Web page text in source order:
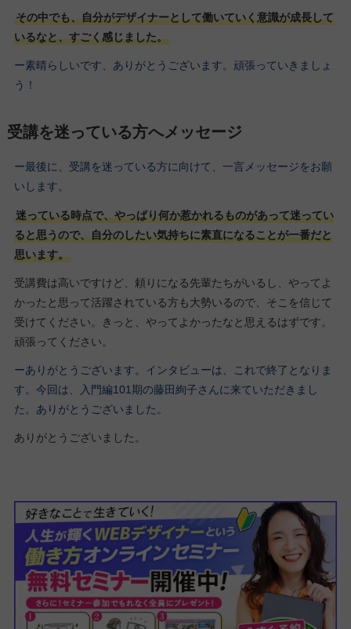
その中でも、自分がデザイナーとして働いていく意識が成長して
いるなと、すごく感じました。
ー素晴らしいです、ありがとうございます。頑張っていきましょ
う！
受講を迷っている方へメッセージ
ー最後に、受講を迷っている方に向けて、一言メッセージをお願
いします。
迷っている時点で、やっぱり何か惹かれるものがあって迷ってい
ると思うので、自分のしたい気持ちに素直になることが一番だと
思います。
受講費は高いですけど、頼りになる先輩たちがいるし、やってよ
かったと思って活躍されている方も大勢いるので、そこを信じて
受けてください。きっと、やってよかったなと思えるはずです。
頑張ってください。
ーありがとうございます。インタビューは、これで終了となりま
す。今回は、入門編101期の藤田絢子さんに来ていただきまし
た。ありがとうございました。
ありがとうございました。